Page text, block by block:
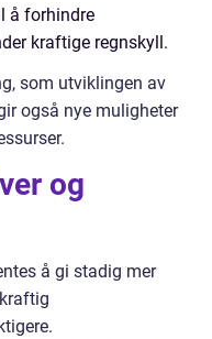
å forhindre
kraftige regnskyll.
som utviklingen av
også nye muligheter
og
å gi stadig mer